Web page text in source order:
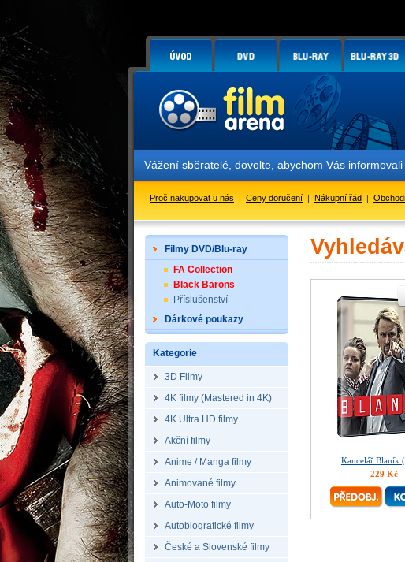
Vážení sběratelé, dovolte, abychom Vás
Proč nakupovat u nás | Ceny doručení | Nákupní řád |
Filmy DVD/Blu-ray
FA Collection
Black Barons
Příslušenství
Dárkové poukazy
Kategorie
3D Filmy
4K filmy (Mastered in 4K)
4K Ultra HD filmy
Akční filmy
Anime / Manga filmy
Animované filmy
Auto-Moto filmy
Autobiografické filmy
České a Slovenské filmy
Kancelář Blaník
229 Kč